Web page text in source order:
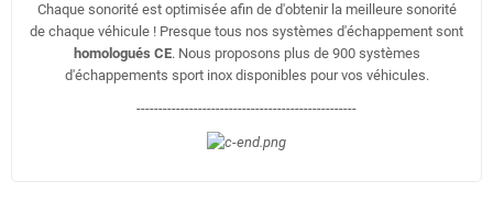
Chaque sonorité est optimisée afin de d'obtenir la meilleure sonorité
de chaque véhicule ! Presque tous nos systèmes d'échappement sont
homologués CE. Nous proposons plus de 900 systèmes
d'échappements sport inox disponibles pour vos véhicules.
--------------------------------------------------